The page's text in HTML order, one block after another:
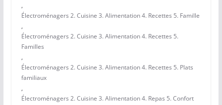
,
Électroménagers 2. Cuisine 3. Alimentation 4. Recettes 5. Famille
,
Électroménagers 2. Cuisine 3. Alimentation 4. Recettes 5.
Familles
,
Électroménagers 2. Cuisine 3. Alimentation 4. Recettes 5. Plats
familiaux
,
Électroménagers 2. Cuisine 3. Alimentation 4. Repas 5. Confort